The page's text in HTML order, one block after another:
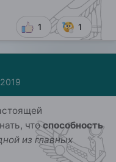
1 1
чтоспособность
из главных